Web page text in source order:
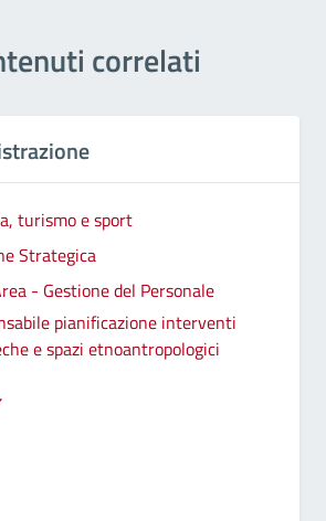
correlati
turismo e sport
Strategica
- Gestione del Personale
pianificazione interventi
e spazi etnoantropologici